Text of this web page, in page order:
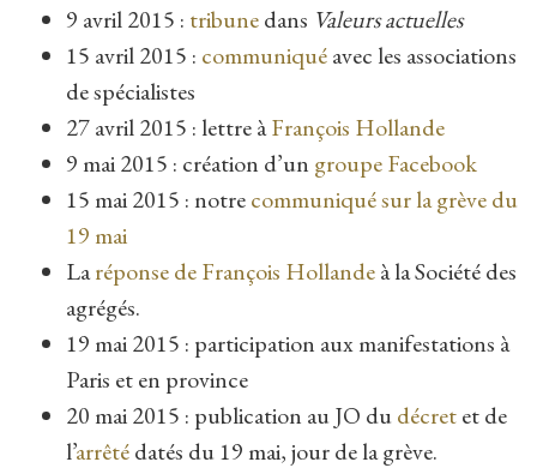
9 avril 2015 : tribunedans Valeurs actuelles
15 avril 2015 : communiquéavec les associations
de spécialistes
27 avril 2015 : lettre àFrançois Hollande
9 mai 2015 : création d’un groupe Facebook
15 mai 2015 : notrecommuniqué sur la grève du
19 mai
Laréponse de François Hollandeà la Société des
agrégés.
19 mai 2015 : participation aux manifestations à
Paris et en province
20 mai 2015 : publication au JO dudécretet de
l’arrêtédatés du 19 mai, jour de la grève.